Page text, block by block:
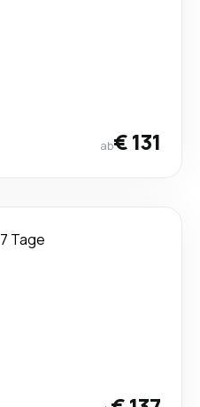
ab€ 131
7 Tage